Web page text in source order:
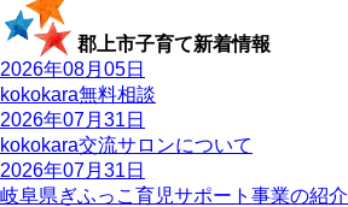
郡上市子育て新着情報
2026年08月05日
kokokara無料相談
2026年07月31日
kokokara交流サロンについて
2026年07月31日
岐阜県ぎふっこ育児サポート事業の紹介